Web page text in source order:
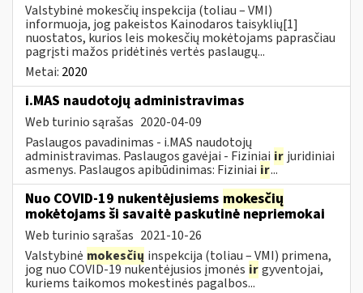
Valstybinė mokesčių inspekcija (toliau – VMI)
informuoja, jog pakeistos Kainodaros taisyklių[1]
nuostatos, kurios leis mokesčių mokėtojams paprasčiau
pagrįsti mažos pridėtinės vertės paslaugų...
Metai: 2020
i.MAS naudotojų administravimas
Web turinio sąrašas 2020-04-09
Paslaugos pavadinimas - i.MAS naudotojų
administravimas. Paslaugos gavėjai - Fiziniai ir juridiniai
asmenys. Paslaugos apibūdinimas: Fiziniai ir...
Nuo COVID-19 nukentėjusiems mokesčių
mokėtojams ši savaitė paskutinė nepriemokai
Web turinio sąrašas 2021-10-26
Valstybinė mokesčių inspekcija (toliau – VMI) primena,
jog nuo COVID-19 nukentėjusios įmonės irgyventojai,
kuriems taikomos mokestinės pagalbos...